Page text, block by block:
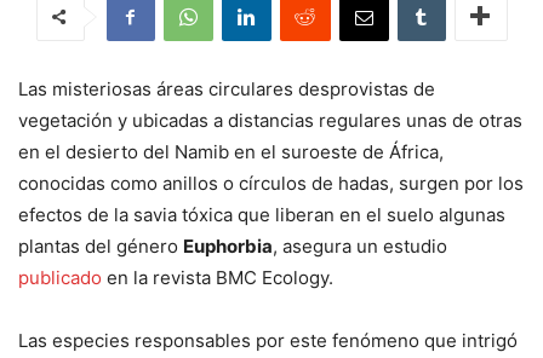
Las misteriosas áreas circulares desprovistas de
vegetación y ubicadas a distancias regulares unas de otras
en el desierto del Namib en el suroeste de África,
conocidas como anillos o círculos de hadas, surgen por los
efectos de la savia tóxica que liberan en el suelo algunas
plantas del género Euphorbia, asegura un estudio
publicado en la revista BMC Ecology.
Las especies responsables por este fenómeno que intrigó